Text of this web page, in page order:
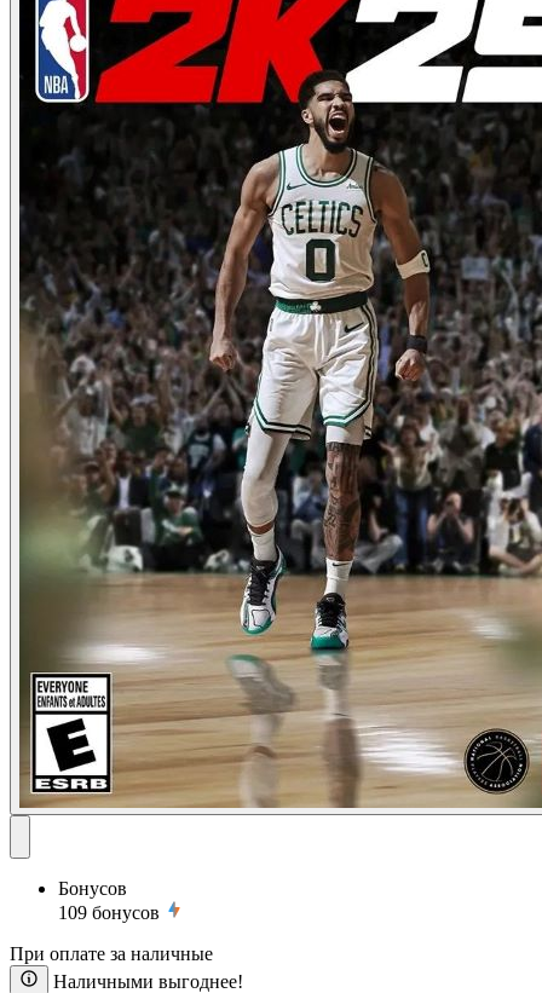
Бонусов
109 бонусов
При оплате за наличные
Наличными выгоднее!